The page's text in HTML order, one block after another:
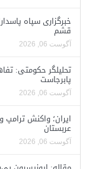
خبرگزاری سپاه
قشم
آگوست 06, 2026
تحلیلگر حکومتی:
پابرجاست
آگوست 06, 2026
ایران؛ واکنش ترامپ
عربستان
آگوست 06, 2026